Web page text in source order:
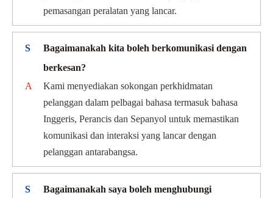
pemasangan peralatan yang lancar.
S
Bagaimanakah kita boleh berkomunikasi dengan
berkesan?
A
Kami menyediakan sokongan perkhidmatan
pelanggan dalam pelbagai bahasa termasuk bahasa
Inggeris, Perancis dan Sepanyol untuk memastikan
komunikasi dan interaksi yang lancar dengan
pelanggan antarabangsa.
S
Bagaimanakah saya boleh menghubungi